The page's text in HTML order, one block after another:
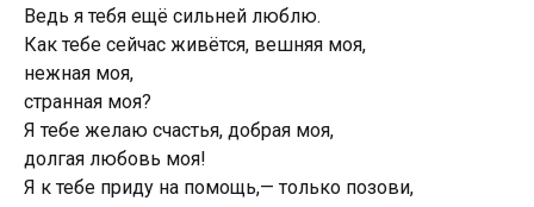
Ведь я тебя ещё сильней люблю.
Как тебе сейчас живётся, вешняя моя,
нежная моя,
странная моя?
Я тебе желаю счастья, добрая моя,
долгая любовь моя!
Я к тебе приду на помощь,— только позови,